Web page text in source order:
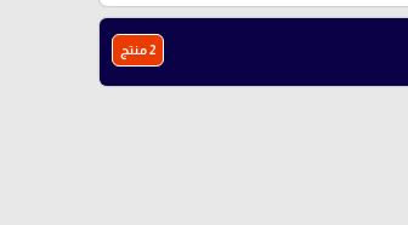
2 منتج